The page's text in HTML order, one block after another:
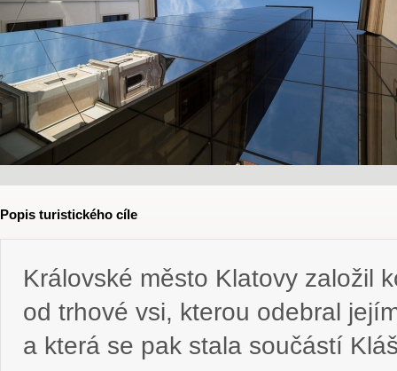
Popis turistického cíle
Královské město Klatovy založil
od trhové vsi, kterou odebral
a která se pak stala součástí